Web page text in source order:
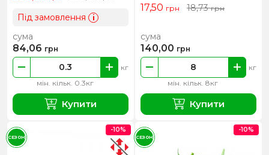
Під замовлення i
мін. кільк. 0.3кг
кг
сума
84,06 грн
Купити
17,50 грн 18,73грн
мін. кільк. 8кг
кг
сума
140,00 грн
Купити
-10%
СЕЗОН
-10%
СЕЗОН